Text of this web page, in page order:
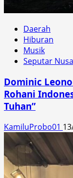
Daerah
Hiburan
Musik
Seputar
Dominic
Rohani
Tuhan”
KamiluProbo01